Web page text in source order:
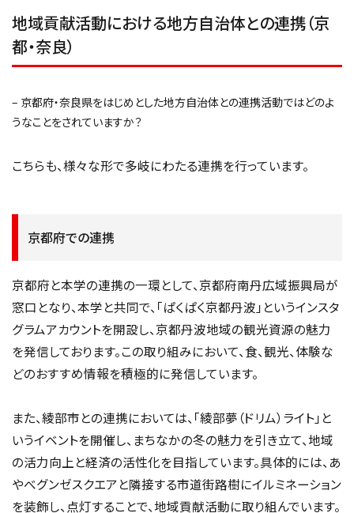
地域貢献活動における地方自治体との連携（京
都・奈良）
– 京都府・奈良県をはじめとした地方自治体との連携活動ではどのよ
うなことをされていますか？
こちらも、様々な形で多岐にわたる連携を行っています。
京都府での連携
京都府と本学の連携の一環として、京都府南丹広域振興局が
窓口となり、本学と共同で、「ぱくぱく京都丹波」というインスタ
グラムアカウントを開設し、京都丹波地域の観光資源の魅力
を発信しております。この取り組みにおいて、食、観光、体験な
どのおすすめ情報を積極的に発信しています。
また、綾部市との連携においては、「綾部夢（ドリム）ライト」と
いうイベントを開催し、まちなかの冬の魅力を引き立て、地域
の活力向上と経済の活性化を目指しています。具体的には、あ
やべグンゼスクエアと隣接する市道街路樹にイルミネーション
を装飾し、点灯することで、地域貢献活動に取り組んでいます。